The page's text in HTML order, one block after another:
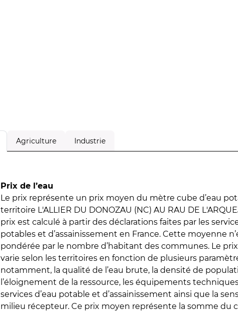
Agriculture Industrie
Prix de l’eau
Le prix représente un prix moyen du mètre cube d’eau
territoire L'ALLIER DU DONOZAU (NC) AU RAU DE
prix est calculé à partir des déclarations faites par les
potables et d’assainissement en France. Cette moyenne
pondérée par le nombre d’habitant des communes. Le prix
varie selon les territoires en fonction de plusieurs
notamment, la qualité de l’eau brute, la densité de
l’éloignement de la ressource, les équipements
services d’eau potable et d’assainissement ainsi que la
milieu récepteur. Ce prix moyen représente la somme du